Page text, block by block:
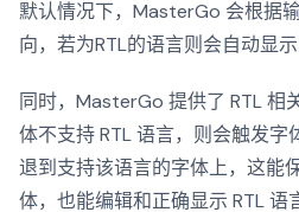
默认情况下，MasterGo 会根据
向，若为RTL的语言则会自动显示
同时，MasterGo 提供了 RTL 相
体不支持 RTL 语言，则会触发字
退到支持该语言的字体上，这能
体，也能编辑和正确显示 RTL 语